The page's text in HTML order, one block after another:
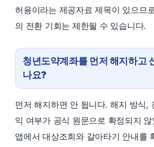
허용이라는 제공자료 제목이 있으므
의 전환 기회는 제한될 수 있습니다.
청년도약계좌를 먼저 해지하고
나요?
먼저 해지하면 안 됩니다. 해지 방식,
익 여부가 공식 원문으로 확정되지
앱에서 대상조회와 갈아타기 안내를